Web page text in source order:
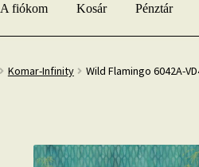
A fiókom Kosár Pénztár
Komar-Infinity Wild Flamingo 6042A-